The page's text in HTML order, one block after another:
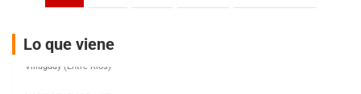
entradas
Lo que viene
El Cerro (Tierra)
Victoria (Entre Ríos)